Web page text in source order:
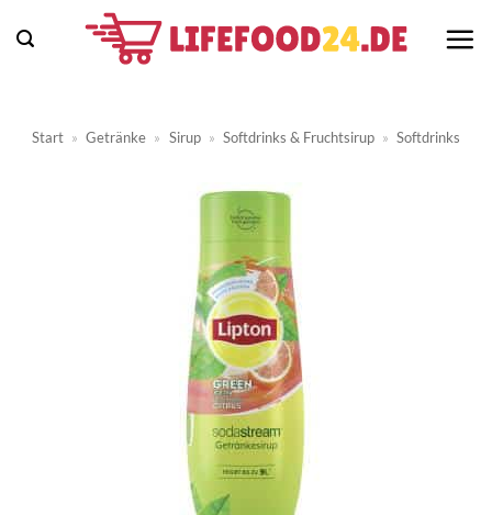
Inhalt
Start » Getränke » Sirup » Softdrinks & Fruchtsirup » Softdrinks